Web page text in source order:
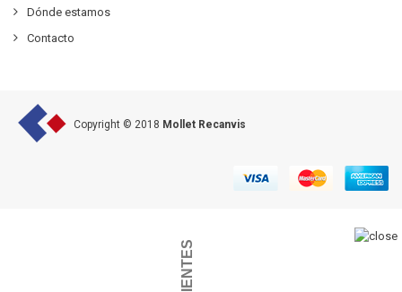
Dónde estamos
Contacto
Copyright © 2018 Mollet Recanvis